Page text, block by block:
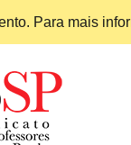
Para mais